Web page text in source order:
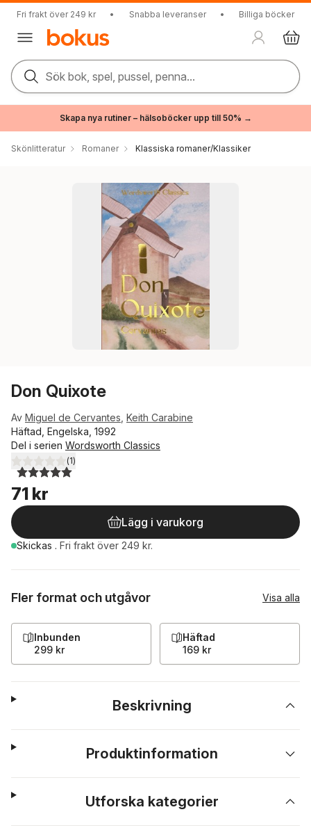
Fri frakt över 249 kr • Snabba leveranser • Billiga böcker
Sök bok, spel, pussel, penna...
Skapa nya rutiner – hälsoböcker upp till 50% →
Skönlitteratur Romaner Klassiska romaner/Klassiker
Don Quixote
Av Miguel de Cervantes Keith Carabine
Häftad, Engelska, 1992
Del i serien Wordsworth Classics
5,0utav 5 stjärnor. Totalt antal röster:
(1)
71 kr
Lägg i varukorg
Skickas . Fri frakt över 249 kr.
Fler format och utgåvor Visa alla
Inbunden
299 kr
Häftad
169 kr
Beskrivning
Produktinformation
Utforska kategorier